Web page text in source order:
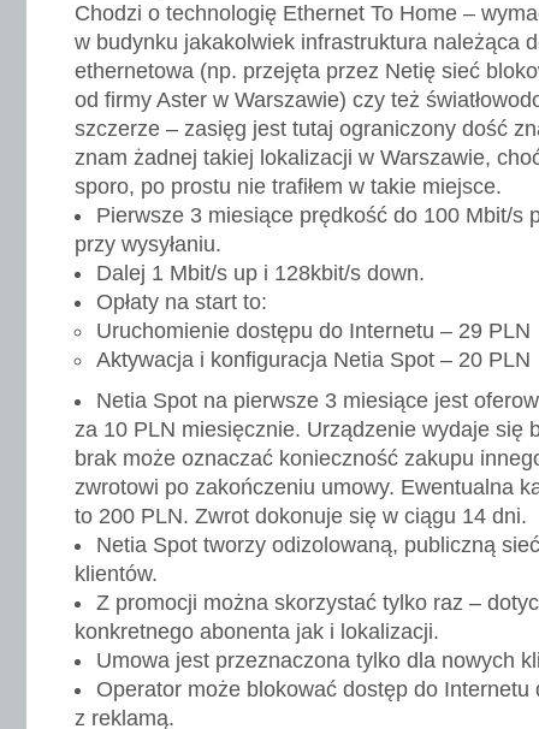
Chodzi o technologię Ethernet To Home –
w budynku jakakolwiek infrastruktura należąca
ethernetowa (np. przejęta przez Netię sieć
od firmy Aster w Warszawie) czy też
szczerze – zasięg jest tutaj ograniczony dość
znam żadnej takiej lokalizacji w Warszawie,
sporo, po prostu nie trafiłem w takie miejsce.
Pierwsze 3 miesiące prędkość do 100 Mbit/s
przy wysyłaniu.
Dalej 1 Mbit/s up i 128kbit/s down.
Opłaty na start to:
Uruchomienie dostępu do Internetu – 29 PLN
Aktywacja i konfiguracja Netia Spot – 20 PLN
Netia Spot na pierwsze 3 miesiące jest
za 10 PLN miesięcznie. Urządzenie wydaje się
brak może oznaczać konieczność zakupu
zwrotowi po zakończeniu umowy. Ewentualna
to 200 PLN. Zwrot dokonuje się w ciągu 14 dni.
Netia Spot tworzy odizolowaną, publiczną
klientów.
Z promocji można skorzystać tylko raz –
konkretnego abonenta jak i lokalizacji.
Umowa jest przeznaczona tylko dla nowych
Operator może blokować dostęp do
z reklamą.